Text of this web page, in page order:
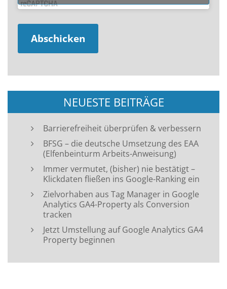
NEUESTE BEITRÄGE
Barrierefreiheit überprüfen & verbessern
BFSG – die deutsche Umsetzung des EAA
(Elfenbeinturm Arbeits-Anweisung)
Immer vermutet, (bisher) nie bestätigt –
Klickdaten fließen ins Google-Ranking ein
Zielvorhaben aus Tag Manager in Google
Analytics GA4-Property als Conversion
tracken
Jetzt Umstellung auf Google Analytics GA4
Property beginnen